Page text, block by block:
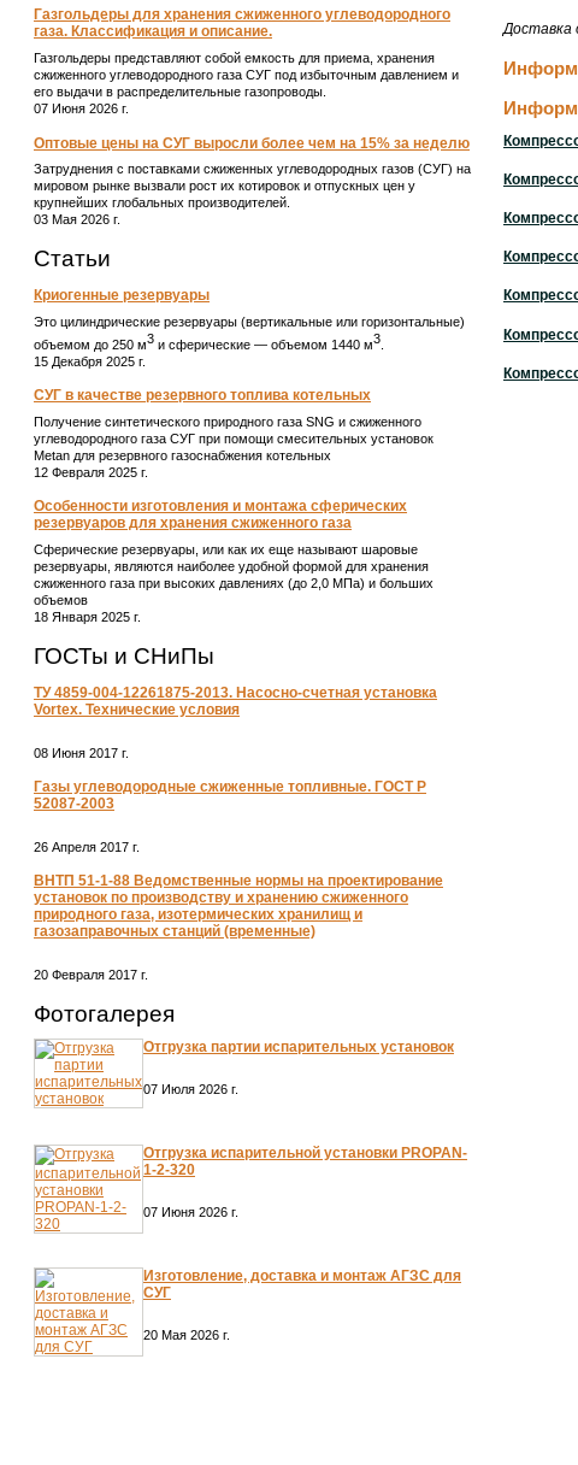
Газгольдеры для хранения сжиженного углеводородного
газа. Классификация и описание.
Газгольдеры представляют собой емкость для приема, хранения
сжиженного углеводородного газа СУГ под избыточным давлением и
его выдачи в распределительные газопроводы.
07 Июня 2026 г.
Оптовые цены на СУГ выросли более чем на 15% за неделю
Затруднения с поставками сжиженных углеводородных газов (СУГ) на
мировом рынке вызвали рост их котировок и отпускных цен у
крупнейших глобальных производителей.
03 Мая 2026 г.
Статьи
Криогенные резервуары
Это цилиндрические резервуары (вертикальные или горизонтальные)
объемом до 250 м3 и сферические ― объемом 1440 м3
15 Декабря 2025 г.
СУГ в качестве резервного топлива котельных
Получение синтетического природного газа SNG и сжиженного
углеводородного газа СУГ при помощи смесительных установок
Metan для резервного газоснабжения котельных
12 Февраля 2025 г.
Особенности изготовления и монтажа сферических
резервуаров для хранения сжиженного газа
Сферические резервуары, или как их еще называют шаровые
резервуары, являются наиболее удобной формой для хранения
сжиженного газа при высоких давлениях (до 2,0 МПа) и больших
объемов
18 Января 2025 г.
ГОСТы и СНиПы
ТУ 4859-004-12261875-2013. Насосно-счетная установка
Vortex. Технические условия
08 Июня 2017 г.
Газы углеводородные сжиженные топливные. ГОСТ Р
52087-2003
26 Апреля 2017 г.
ВНТП 51-1-88 Ведомственные нормы на проектирование
установок по производству и хранению сжиженного
природного газа, изотермических хранилищ и
газозаправочных станций (временные)
20 Февраля 2017 г.
Фотогалерея
Отгрузка партии испарительных установок
07 Июля 2026 г.
Отгрузка испарительной установки PROPAN-
1-2-320
07 Июня 2026 г.
Изготовление, доставка и монтаж АГЗС для
СУГ
20 Мая 2026 г.
Доставка